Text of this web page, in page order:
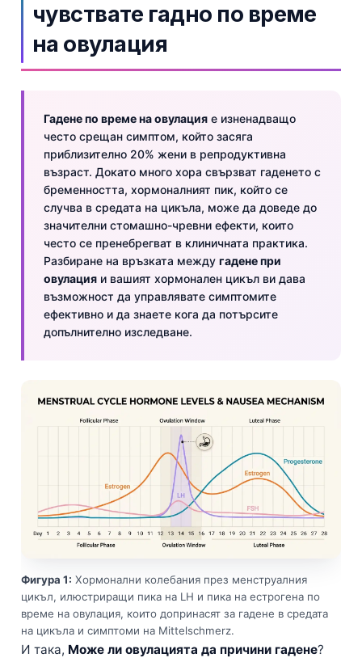
чувствате гадно по време
на овулация
Гадене по време на овулация е изненадващо
често срещан симптом, който засяга
приблизително 20% жени в репродуктивна
възраст. Докато много хора свързват гаденето с
бременността, хормоналният пик, който се
случва в средата на цикъла, може да доведе до
значителни стомашно-чревни ефекти, които
често се пренебрегват в клиничната практика.
Разбиране на връзката между гадене при
овулация и вашият хормонален цикъл ви дава
възможност да управлявате симптомите
ефективно и да знаете кога да потърсите
допълнително изследване.
Фигура 1: Хормонални колебания през менструалния
цикъл, илюстриращи пика на LH и пика на естрогена по
време на овулация, които допринасят за гадене в средата
на цикъла и симптоми на Mittelschmerz.
И така, Може ли овулацията да причини гадене?